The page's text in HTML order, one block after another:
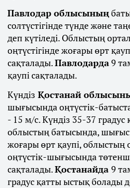
Павлодар облысының
солтүстігінде түнде және
деп күтіледі. Облыстың
оңтүстігінде жоғары өрт
сақталады.Павлодарда9
қаупі сақталады.
Күндіз Қостанай
шығысында оңтүстік-
- 15 м/с. Күндіз 35-37
облыстың батысында,
жоғары өрт қаупі, облыстың
оңтүстік-шығысында
сақталады.Қостанайда 9
градус қатты ыстық болады